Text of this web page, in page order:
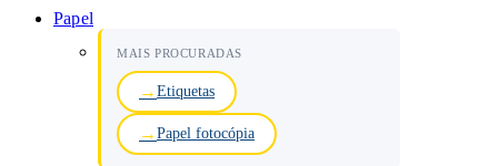
Papel
MAIS PROCURADAS
Etiquetas
Papel fotocópia